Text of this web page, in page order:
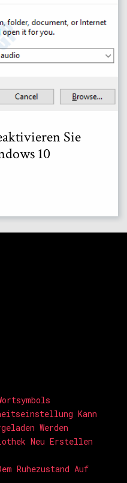
Sie
10
Kann
Werden
Neu Erstellen
Ruhezustand Auf